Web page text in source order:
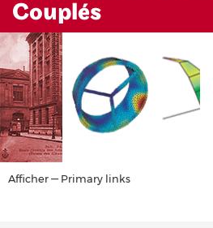
Couplés
Primary
Afficher — Primary links